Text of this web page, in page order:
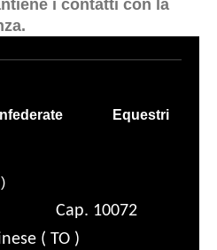
i contatti con la
Equestri
16 Cap. 10072
( TO )